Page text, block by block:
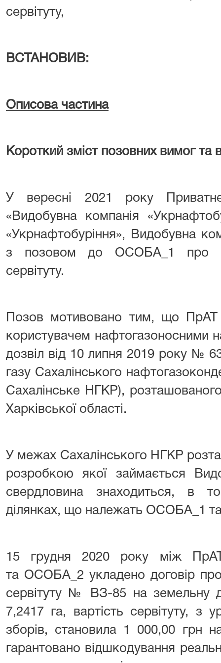
сервітуту,
ВСТАНОВИВ:
Описова частина
Короткий зміст позовних вимог та
У вересні 2021 року
«Видобувна компанія
«Укрнафтобуріння», Видобувна
з позовом до ОСОБА_1 про
сервітуту.
Позов мотивовано тим, що ПрАТ
користувачем нафтогазоносними
дозвіл від 10 липня 2019 року №
газу Сахалінського
Сахалінське НГКР),
Харківської області.
У межах Сахалінського НГКР
розробкою якої займається
свердловина знаходиться, в
ділянках, що належать ОСОБА_1
15 грудня 2020 року між ПрАТ
та ОСОБА_2 укладено договір
сервітуту № ВЗ-85 на земельну
7,2417 га, вартість сервітуту, з
зборів, становила 1 000,00 грн
гарантовано відшкодування